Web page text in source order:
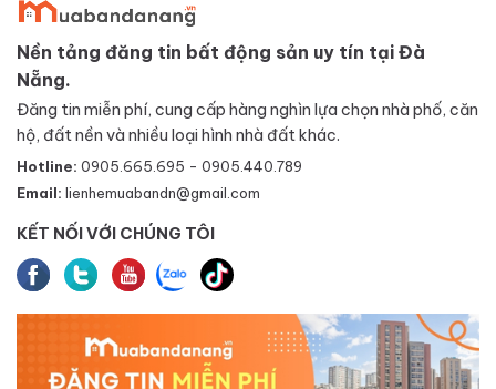
Nền tảng đăng tin bất động sản uy tín tại Đà
Nẵng.
Đăng tin miễn phí, cung cấp hàng nghìn lựa chọn nhà phố, căn
hộ, đất nền và nhiều loại hình nhà đất khác.
Hotline: 0905.665.695 - 0905.440.789
Email: lienhemuabandn@gmail.com
KẾT NỐI VỚI CHÚNG TÔI